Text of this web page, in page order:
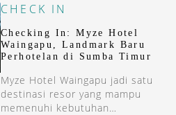
Anda.
CHECK IN
Checking In: Myze Hotel
Waingapu, Landmark Baru
Perhotelan di Sumba Timur
Myze Hotel Waingapu jadi satu
destinasi resor yang mampu
memenuhi kebutuhan